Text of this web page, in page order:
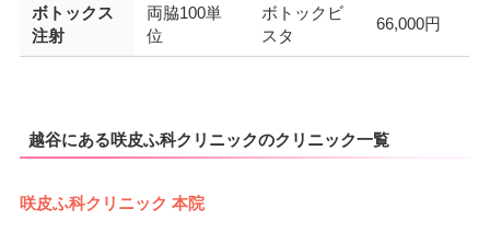
ボトックス
注射
両脇100単
位
ボトックビ
スタ
66,000円
越谷にある咲皮ふ科クリニックのクリニック一覧
咲皮ふ科クリニック 本院